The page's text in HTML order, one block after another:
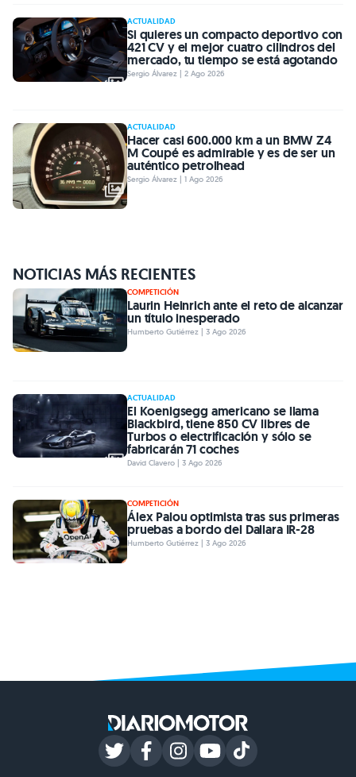
ACTUALIDAD
Si quieres un compacto deportivo con
421 CV y el mejor cuatro cilindros del
mercado, tu tiempo se está agotando
Sergio Álvarez | 2 Ago 2026
ACTUALIDAD
Hacer casi 600.000 km a un BMW Z4
M Coupé es admirable y es de ser un
auténtico petrolhead
Sergio Álvarez | 1 Ago 2026
NOTICIAS MÁS RECIENTES
COMPETICIÓN
Laurin Heinrich ante el reto de alcanzar
un título inesperado
Humberto Gutiérrez | 3 Ago 2026
ACTUALIDAD
El Koenigsegg americano se llama
Blackbird, tiene 850 CV libres de
Turbos o electrificación y sólo se
fabricarán 71 coches
David Clavero | 3 Ago 2026
COMPETICIÓN
Álex Palou optimista tras sus primeras
pruebas a bordo del Dallara IR-28
Humberto Gutiérrez | 3 Ago 2026